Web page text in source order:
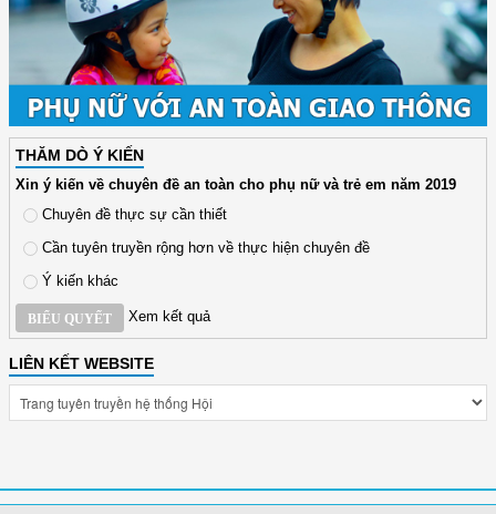
THĂM DÒ Ý KIẾN
Xin ý kiến về chuyên đề an toàn cho phụ nữ và trẻ em năm 2019
Chuyên đề thực sự cần thiết
Cần tuyên truyền rộng hơn về thực hiện chuyên đề
Ý kiến khác
BIỂU QUYẾT Xem kết quả
LIÊN KẾT WEBSITE